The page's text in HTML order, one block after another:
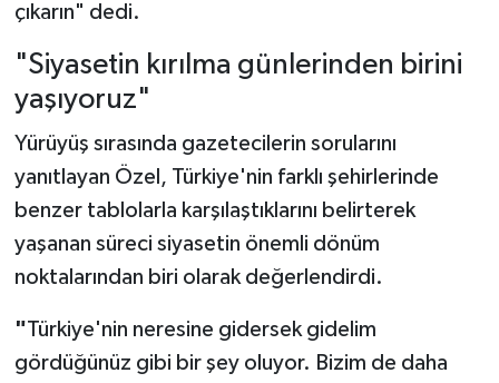
çıkarın" dedi.
"Siyasetin kırılma günlerinden birini
yaşıyoruz"
Yürüyüş sırasında gazetecilerin sorularını
yanıtlayan Özel, Türkiye'nin farklı şehirlerinde
benzer tablolarla karşılaştıklarını belirterek
yaşanan süreci siyasetin önemli dönüm
noktalarından biri olarak değerlendirdi.
"Türkiye'nin neresine gidersek gidelim
gördüğünüz gibi bir şey oluyor. Bizim de daha